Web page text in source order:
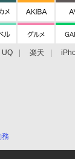
UQ 楽天
務